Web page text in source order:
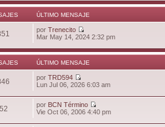
ÚLTIMO MENSAJE
porTrenecito
Mar May 14, 2024 2:32 pm
ÚLTIMO MENSAJE
porTRD594
Lun Jul 06, 2026 6:03 am
por BCN Término
Vie Oct 06, 2006 4:40 pm